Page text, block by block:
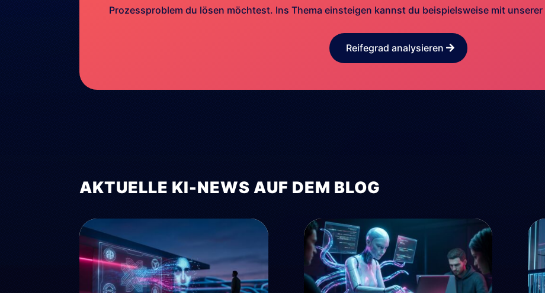
Prozessproblem du lösen möchtest. Ins Thema einsteigen kannst du beispielsweise mit unserer
Reifegrad analysieren
AKTUELLE KI-NEWS AUF DEM BLOG